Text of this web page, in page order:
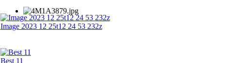
Image 2023 12 25t12 24 53 232z
Best 11